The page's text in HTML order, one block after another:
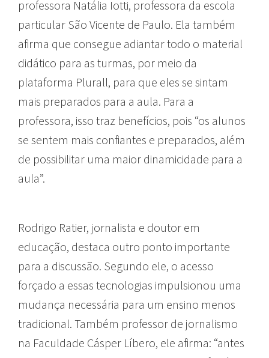
professora Natália Iotti, professora da escola
particular São Vicente de Paulo. Ela também
afirma que consegue adiantar todo o material
didático para as turmas, por meio da
plataforma Plurall, para que eles se sintam
mais preparados para a aula. Para a
professora, isso traz benefícios, pois “os alunos
se sentem mais confiantes e preparados, além
de possibilitar uma maior dinamicidade para a
aula”.
Rodrigo Ratier, jornalista e doutor em
educação, destaca outro ponto importante
para a discussão. Segundo ele, o acesso
forçado a essas tecnologias impulsionou uma
mudança necessária para um ensino menos
tradicional. Também professor de jornalismo
na Faculdade Cásper Líbero, ele afirma: “antes